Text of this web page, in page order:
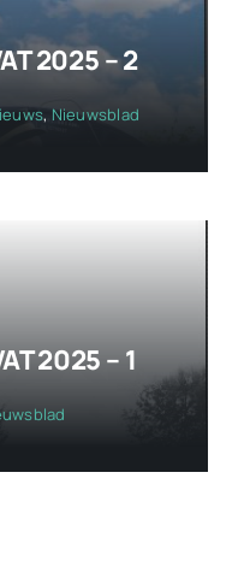
2025 – 2
,Nieuwsblad
2025 – 1